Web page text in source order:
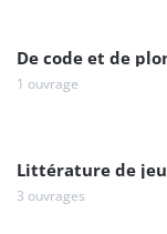
De code et de
1 ouvrage
Littérature de
3 ouvrages